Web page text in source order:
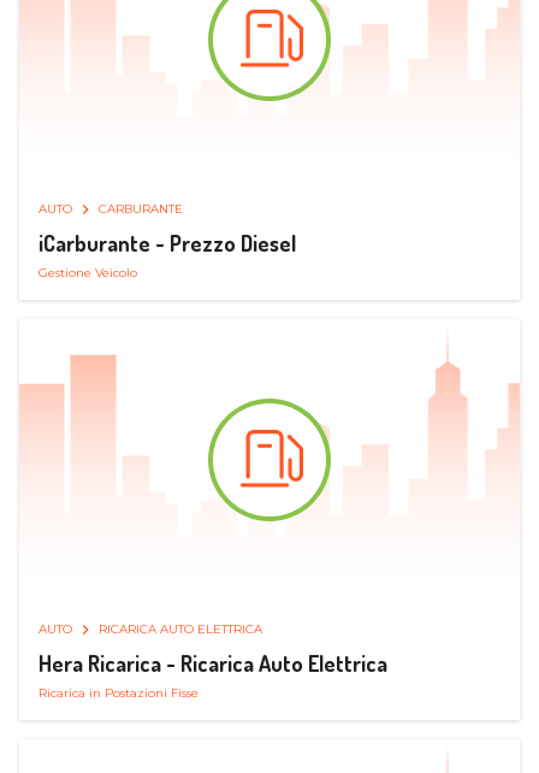
AUTO CARBURANTE
iCarburante - Prezzo Diesel
Gestione Veicolo
AUTO RICARICA AUTO ELETTRICA
Hera Ricarica - Ricarica Auto Elettrica
Ricarica in Postazioni Fisse